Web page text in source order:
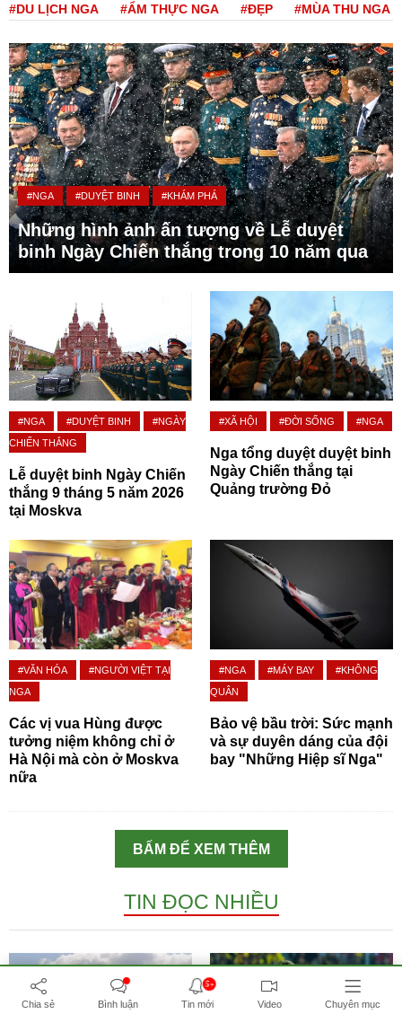
#DU LỊCH NGA #ẨM THỰC NGA #ĐẸP #MÙA THU NGA
#NGA #DUYỆT BINH #KHÁM PHÁ
Những hình ảnh ấn tượng về Lễ duyệt
binh Ngày Chiến thắng trong 10 năm qua
#NGA #DUYỆT BINH
#NGÀY
CHIẾN THẮNG
Lễ duyệt binh Ngày Chiến
thắng 9 tháng 5 năm 2026
tại Moskva
#XÃ HỘI #ĐỜI SỐNG #NGA
Nga tổng duyệt duyệt binh
Ngày Chiến thắng tại
Quảng trường Đỏ
#VĂN HÓA
#NGƯỜI VIỆT TẠI
NGA
Các vị vua Hùng được
tưởng niệm không chỉ ở
Hà Nội mà còn ở Moskva
nữa
#NGA #MÁY BAY
#KHÔNG
QUÂN
Bảo vệ bầu trời: Sức mạnh
và sự duyên dáng của đội
bay "Những Hiệp sĩ Nga"
BẤM ĐỂ XEM THÊM
TIN ĐỌC NHIỀU
Chia sẻ Bình luận
5+
Tin mới Video Chuyên mục